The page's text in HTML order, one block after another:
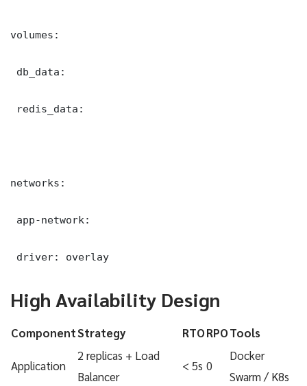
volumes:
db_data:
redis_data:
networks:
app-network:
driver: overlay
High Availability Design
ComponentStrategy RTORPOTools
Application
2 replicas + Load
Balancer
< 5s 0
Docker
Swarm / K8s